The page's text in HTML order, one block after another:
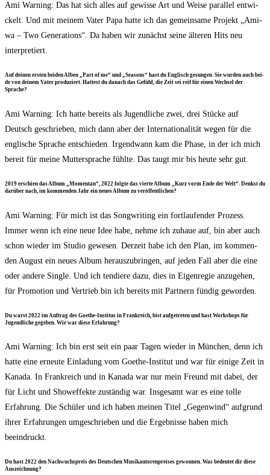
Ami War­ning: Das hat sich alles auf gewis­se Art und Wei­se par­al­lel ent­wi­
ckelt. Und mit mei­nem Vater Papa hat­te ich das gemein­sa­me Pro­jekt „Ami­
wa – Two Gene­ra­ti­ons“. Da haben wir zunächst sei­ne älte­ren Hits neu
interpretiert.
Auf dei­nen ers­ten bei­den Alben „Part of me“ und „Sea­sons“ hast du Eng­lisch gesun­gen. Sie wur­den auch bei­
de von dei­nem Vater pro­du­ziert. Hat­test du danach das Gefühl, die Zeit sei reif für einen Wech­sel der
Sprache?
Ami War­ning: Ich hat­te bereits als Jugend­li­che zwei, drei Stü­cke auf
Deutsch geschrie­ben, mich dann aber der Inter­na­tio­na­li­tät wegen für die
eng­li­sche Spra­che ent­schie­den. Irgend­wann kam die Pha­se, in der ich mich
bereit für mei­ne Mut­ter­spra­che fühl­te. Das taugt mir bis heu­te sehr gut.
2019 erschien das Album „Momen­tan“, 2022 folg­te das vier­te Album „Kurz vorm Ende der Welt“. Denkst du
dar­über nach, im kom­men­den Jahr ein neu­es Album zu veröffentlichen?
Ami War­ning: Für mich ist das Song­wri­ting ein fort­lau­fen­der Pro­zess.
Immer wenn ich eine neue Idee habe, neh­me ich zuhaue auf, bin aber auch
schon wie­der im Stu­dio gewe­sen. Der­zeit habe ich den Plan, im kom­men­
den August ein neu­es Album her­aus­zu­brin­gen, auf jeden Fall aber die eine
oder ande­re Sin­gle. Und ich ten­die­re dazu, dies in Eigen­re­gie anzu­ge­hen,
für Pro­mo­ti­on und Ver­trieb bin ich bereits mit Part­nern fün­dig geworden.
Du warst 2022 im Auf­trag des Goe­the-Insti­tus in Frank­reich, bist auf­ge­tre­ten und hast Work­shops für
Jugend­li­che gege­ben. Wie war die­se Erfahrung?
Ami War­ning: Ich bin erst seit ein paar Tagen wie­der in Mün­chen, denn ich
hat­te eine erneu­te Ein­la­dung vom Goe­the-Insti­tut und war für eini­ge Zeit in
Kana­da. In Frank­reich und in Kana­da war nur mein Freund mit dabei, der
für Licht und Show­ef­fek­te zustän­dig war. Ins­ge­samt war es eine tol­le
Erfah­rung. Die Schü­ler und ich haben mei­nen Titel „Gegen­wind“ auf­grund
ihrer Erfah­run­gen umge­schrie­ben und die Ergeb­nis­se haben mich
beeindruckt.
Du hast 2022 den Nach­wuchs­preis des Deut­schen Musik­au­toren­prei­ses gewon­nen. Was bedeu­tet dir die­se
Auszeichnung?